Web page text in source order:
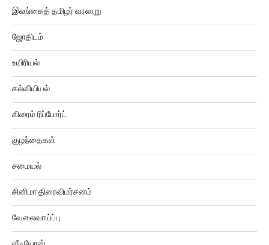
இலங்கைத் தமிழர் வரலாறு
ஜோதிடம்
உயிரியல்
கல்வியியல்
கிரைம் ரிப்போர்ட்
குழந்தைகள்
சமையல்
சினிமா திரைவிமர்சனம்
வேலைவாய்ப்பு